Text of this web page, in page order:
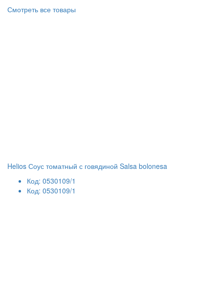
Смотреть все товары
Helios Соус томатный с говядиной Salsa bolonesa
Код: 0530109/1
Код: 0530109/1